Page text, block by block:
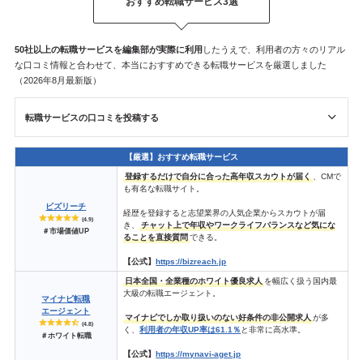
50社以上の転職サービスを編集部が実際に利用 したうえで、利用者の方々のリアル
な口コミ情報と合わせて、本当におすすめできる転職サービスを厳選しました
（2026年8月最新版）
転職サービスの口コミを投稿する
【厳選】おすすめ転職サービス
ビズリーチ
(4.9)
＃市場価値UP
登録するだけで自分に合った高年収スカウトが届く 、CMで
も有名な転職サイト。
経歴を登録すると志望業界の人気企業からスカウトが届
き、チャット上で年収やワークライフバランスなど気にな
ることを直接質問できる。
【公式】https://bizreach.jp
マイナビ転職
エージェント
(4.8)
＃ホワイト転職
日本全国・全業種のホワイト優良求人 を幅広く扱う国内最
大級の転職エージェント。
マイナビでしか取り扱いのない好条件の非公開求人が多
く、利用者の年収UP率は61.1％と非常に高水準。
【公式】https://mynavi-aget.jp